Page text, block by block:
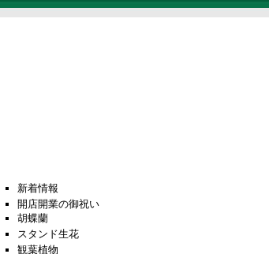
新着情報
開店開業の御祝い
胡蝶蘭
スタンド生花
観葉植物